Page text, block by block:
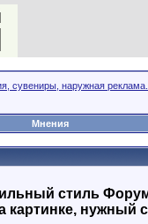
сувениры, наружная реклама.
Мнения
стиль
картинке, нужный